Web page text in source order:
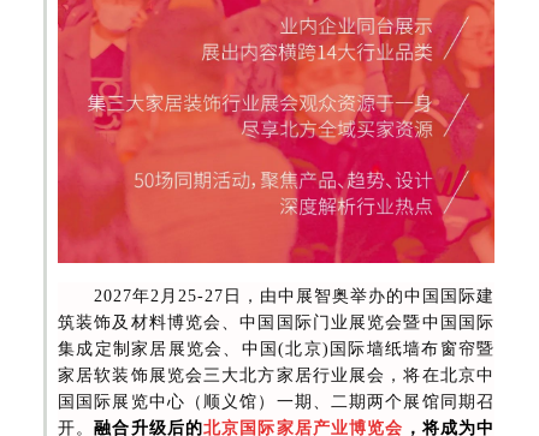
2027年2月25-27日，由中展智奥举办的中国国际建
筑装饰及材料博览会、中国国际门业展览会暨中国国际
集成定制家居展览会、中国(北京)国际墙纸墙布窗帘暨
家居软装饰展览会三大北方家居行业展会，将在北京中
国国际展览中心（顺义馆）一期、二期两个展馆同期召
开。融合升级后的北京国际家居产业博览会 ，将成为中